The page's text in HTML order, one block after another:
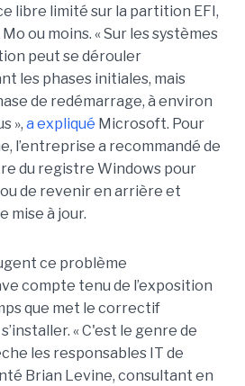
libre limité sur la partition EFI,
ou moins. « Sur les systèmes
peut se dérouler
les phases initiales, mais
de redémarrage, à environ
», a expliqué Microsoft. Pour
l’entreprise a recommandé de
du registre Windows pour
de revenir en arrière et
mise à jour.
ce problème
compte tenu de l’exposition
que met le correctif
« C'est le genre de
les responsables IT de
Brian Levine, consultant en